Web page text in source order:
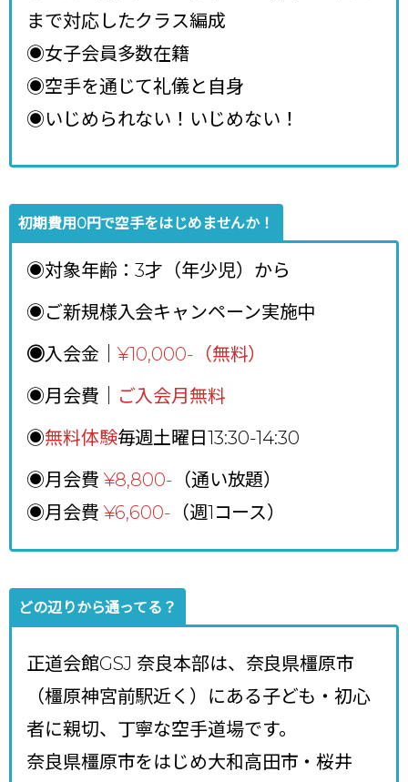
まで対応したクラス編成
◉女子会員多数在籍
◉空手を通じて礼儀と自身
◉いじめられない！いじめない！
初期費用0円で空手をはじめませんか！
◉対象年齢：3才（年少児）から
◉ご新規様入会キャンペーン実施中
◉入会金｜ ¥10,000-（無料）
◉月会費｜
ご入会月無料
◉無料体験毎週土曜日13:30-14:30
◉月会費 ¥8,800- （通い放題）
◉月会費 ¥6,600- （週1コース）
どの辺りから通ってる？
正道会館GSJ 奈良本部は、奈良県橿原市
（橿原神宮前駅近く）にある子ども・初心
者に親切、丁寧な空手道場です。
奈良県橿原市をはじめ大和高田市・桜井